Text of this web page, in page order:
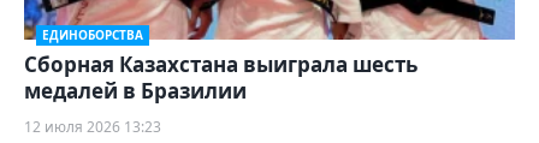
ЕДИНОБОРСТВА
Сборная Казахстана выиграла шесть
медалей в Бразилии
12 июля 2026 13:23